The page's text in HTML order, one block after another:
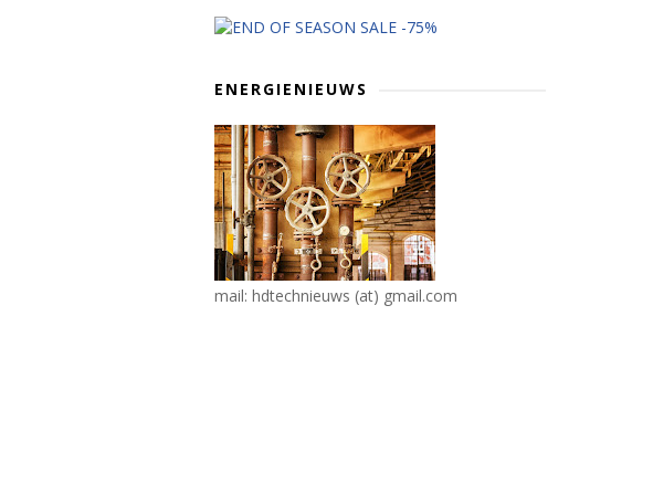
ENERGIENIEUWS
mail: hdtechnieuws (at) gmail.com